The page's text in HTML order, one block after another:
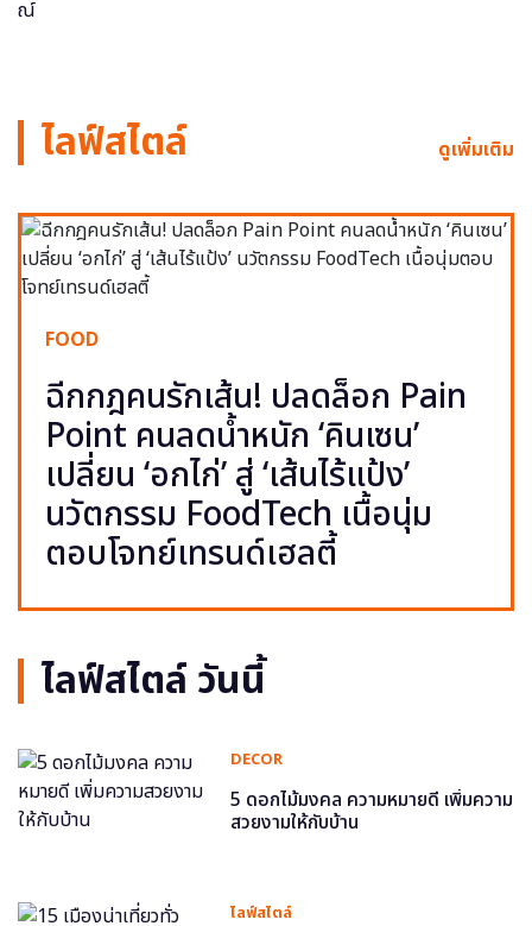
ไลฟ์สไตล์ ดูเพิ่มเติม
FOOD
ฉีกกฎคนรักเส้น! ปลดล็อก Pain
Point คนลดน้ำหนัก ‘คินเซน’
เปลี่ยน ‘อกไก่’ สู่ ‘เส้นไร้แป้ง’
นวัตกรรม FoodTech เนื้อนุ่ม
ตอบโจทย์เทรนด์เฮลตี้
ไลฟ์สไตล์ วันนี้
DECOR
5 ดอกไม้มงคล ความหมายดี เพิ่มความ
สวยงามให้กับบ้าน
ไลฟ์สไตล์